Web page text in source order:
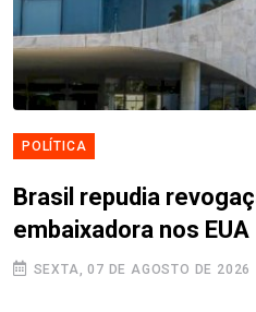
POLÍTICA
Brasil repudia
embaixadora nos EUA
SEXTA, 07 DE AGOSTO DE 2026